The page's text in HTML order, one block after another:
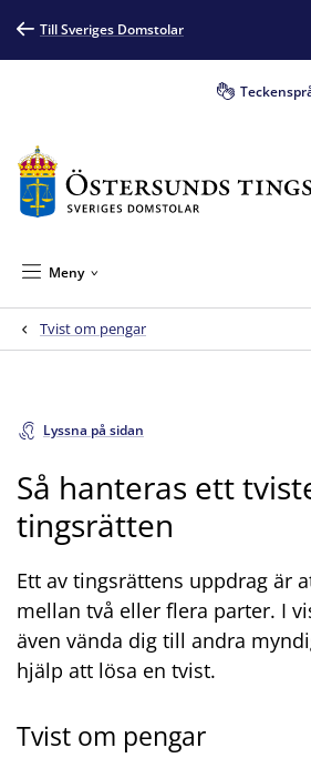
Till Sveriges Domstolar
Meny
Tvist om pengar
Lyssna på sidan
Så hanteras ett
tingsrätten
Ett av tingsrättens uppdrag är
mellan två eller flera parter. I
även vända dig till andra
hjälp att lösa en tvist.
Tvist om pengar